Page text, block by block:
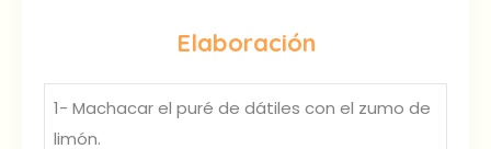
Elaboración
1- Machacar el puré de dátiles con el zumo de
limón.